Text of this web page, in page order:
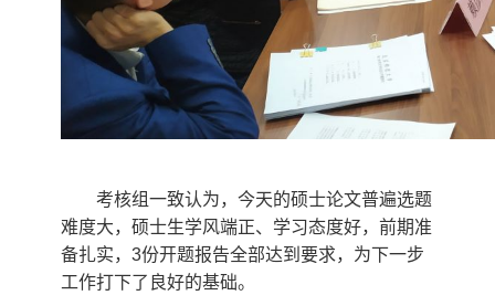
考核组一致认为，今天的硕士论文普遍选题
难度大，硕士生学风端正、学习态度好，前期准
备扎实， 3份开题报告全部达到要求，为下一步
工作打下了良好的基础。